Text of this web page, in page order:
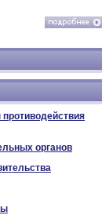
органов